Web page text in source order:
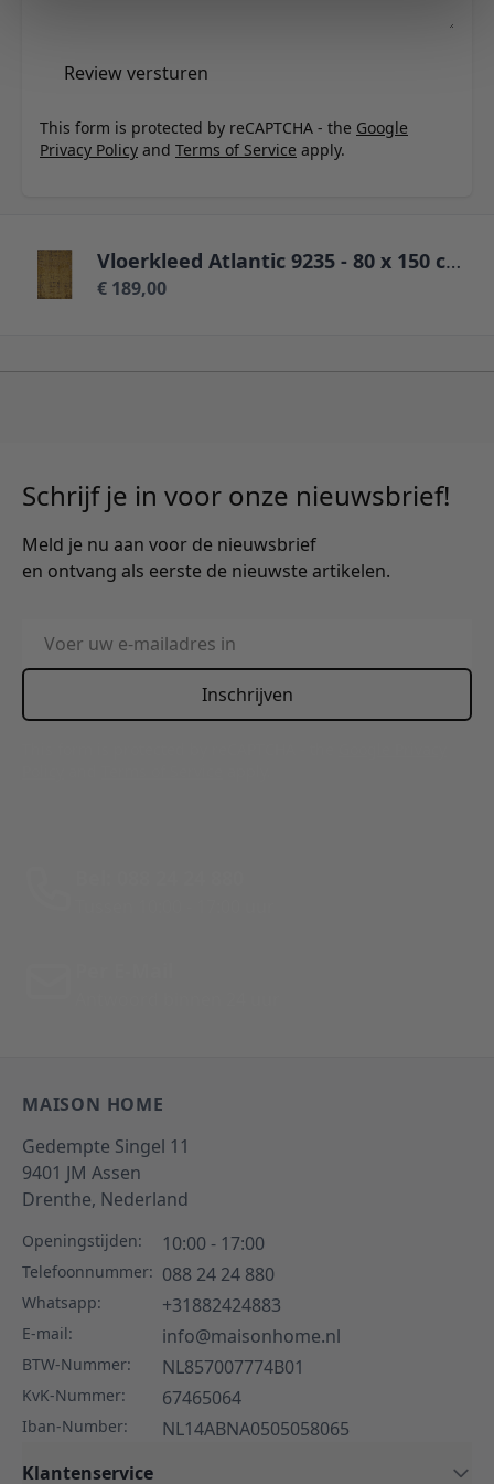
Review versturen
This form is protected by reCAPTCHA - the Google
Privacy Policy and Terms of Service apply.
Vloerkleed Atlantic 9235 - 80 x 150 cm
€ 189,00
Schrijf je in voor onze nieuwsbrief!
Meld je nu aan voor de nieuwsbrief
en ontvang als eerste de nieuwste artikelen.
E-mailadres
Inschrijven
MAISON HOME
Gedempte Singel 11
9401 JM Assen
Drenthe, Nederland
Openingstijden: 10:00 - 17:00
Telefoonnummer: 088 24 24 880
Whatsapp: +31882424883
E-mail: info@maisonhome.nl
BTW-Nummer: NL857007774B01
KvK-Nummer: 67465064
Iban-Number:
NL14ABNA0505058065
Klantenservice